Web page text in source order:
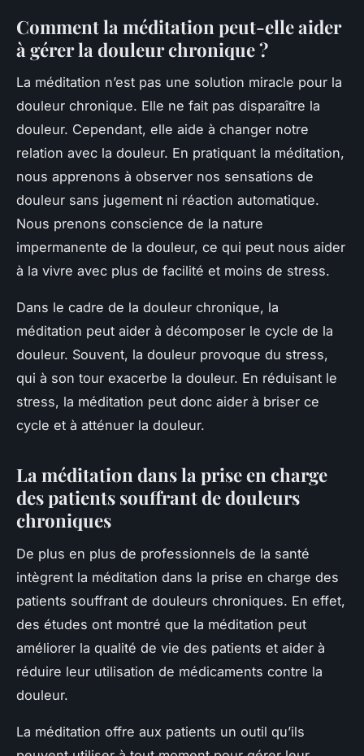
Comment la méditation peut-elle aider
à gérer la douleur chronique ?
La méditation n’est pas une solution miracle pour la
douleur chronique. Elle ne fait pas disparaître la
douleur. Cependant, elle aide à changer notre
relation avec la douleur. En pratiquant la méditation,
nous apprenons à observer nos sensations de
douleur sans jugement ni réaction automatique.
Nous prenons conscience de la nature
impermanente de la douleur, ce qui peut nous aider
à la vivre avec plus de facilité et moins de stress.
Dans le cadre de la douleur chronique, la
méditation peut aider à décomposer le cycle de la
douleur. Souvent, la douleur provoque du stress,
qui à son tour exacerbe la douleur. En réduisant le
stress, la méditation peut donc aider à briser ce
cycle et à atténuer la douleur.
La méditation dans la prise en charge
des patients souffrant de douleurs
chroniques
De plus en plus de professionnels de la santé
intègrent la méditation dans la prise en charge des
patients souffrant de douleurs chroniques. En effet,
des études ont montré que la méditation peut
améliorer la qualité de vie des patients et aider à
réduire leur utilisation de médicaments contre la
douleur.
La méditation offre aux patients un outil qu’ils